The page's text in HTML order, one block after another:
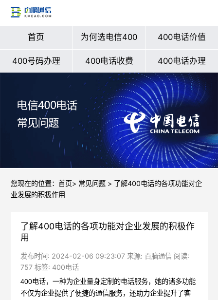
首页 为何选电信400 400电话价值
400号码办理 400电话收费 400电话办理
您现在的位置： 首页> 常见问题> 了解400电话的各项功能对企
业发展的积极作用
了解400电话的各项功能对企业发展的积极作
用
发布时间: 2024-02-06 09:23:07 来源: 百脑通信 阅读:
757 标签: 400电话
400电话，一种为企业量身定制的电话服务，她的诸多功能
不仅为企业提供了便捷的通信服务，还助力企业提升了客